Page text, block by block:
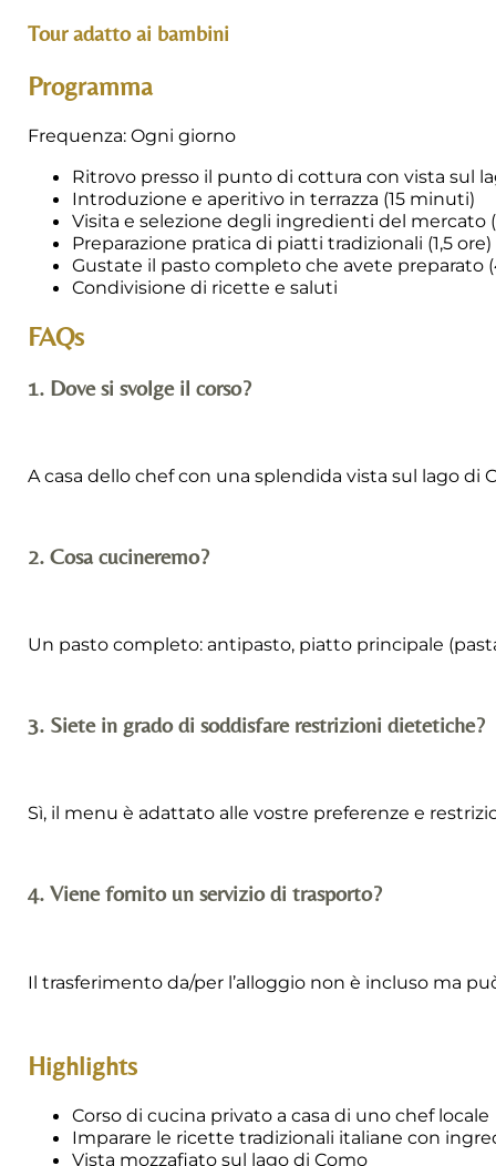
Tour adatto ai bambini
Programma
Frequenza: Ogni giorno
Ritrovo presso il punto di cottura con vista sul
Introduzione e aperitivo in terrazza (15 minuti)
Visita e selezione degli ingredienti del mercato
Preparazione pratica di piatti tradizionali (1,5 ore)
Gustate il pasto completo che avete preparato
Condivisione di ricette e saluti
FAQs
1. Dove si svolge il corso?
A casa dello chef con una splendida vista sul lago di
2. Cosa cucineremo?
Un pasto completo: antipasto, piatto principale
3. Siete in grado di soddisfare restrizioni dietetiche?
Sì, il menu è adattato alle vostre preferenze e
4. Viene fornito un servizio di trasporto?
Il trasferimento da/per l’alloggio non è incluso ma
Highlights
Corso di cucina privato a casa di uno chef locale
Imparare le ricette tradizionali italiane con
Vista mozzafiato sul lago di Como